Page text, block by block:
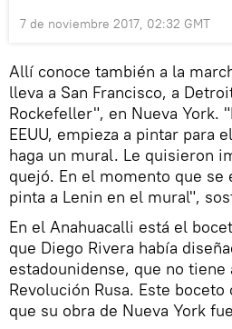
7 de noviembre 2017, 02:32 GMT
Allí conoce también a la
lleva a San Francisco, a
Rockefeller", en Nueva York.
EEUU, empieza a pintar para
haga un mural. Le quisieron
quejó. En el momento que se
pinta a Lenin en el mural",
En el Anahuacalli está el
que Diego Rivera había
estadounidense, que no tiene
Revolución Rusa. Este
que su obra de Nueva York